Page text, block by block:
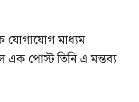
যোগাযোগ মাধ্যম
এক পোস্ট তিনি এ মন্তব্য